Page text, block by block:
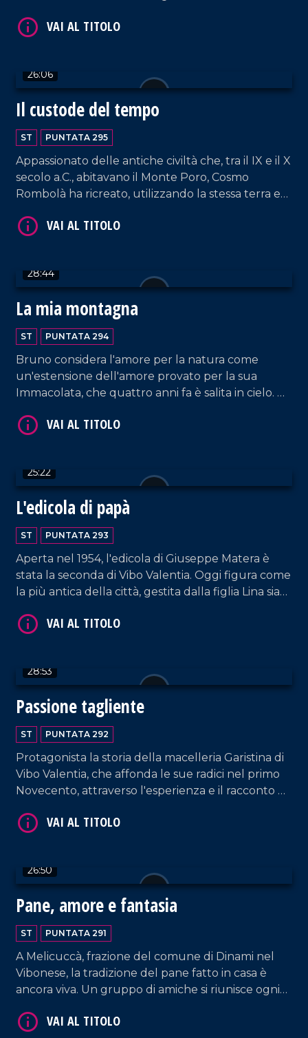
rientro nella sua Tropea.
26:06
Il custode del tempo
ST PUNTATA 295
Appassionato delle antiche civiltà che, tra il IX e il X
secolo a.C., abitavano il Monte Poro, Cosmo
Rombolà ha ricreato, utilizzando la stessa terra e
rinvenuti nelle tombe della necropoli scoperta
28:44
La mia montagna
ST PUNTATA 294
Bruno considera l'amore per la natura come
un'estensione dell'amore provato per la sua
Immacolata, che quattro anni fa è salita in cielo. Da
circondato dall'affetto dei suoi animali e
25:22
L'edicola di papà
ST PUNTATA 293
Aperta nel 1954, l'edicola di Giuseppe Matera è
stata la seconda di Vibo Valentia. Oggi figura come
la più antica della città, gestita dalla figlia Lina sia
preservare la memoria e l'impegno di Giuseppe.
28:53
Passione tagliente
ST PUNTATA 292
Protagonista la storia della macelleria Garistina di
Vibo Valentia, che affonda le sue radici nel primo
Novecento, attraverso l'esperienza e il racconto di
26:50
Pane, amore e fantasia
ST PUNTATA 291
A Melicuccà, frazione del comune di Dinami nel
Vibonese, la tradizione del pane fatto in casa è
ancora viva. Un gruppo di amiche si riunisce ogni
lievito madre, lo stesso utilizzato dalle loro nonne
VAI AL TITOLO
VAI AL TITOLO
VAI AL TITOLO
VAI AL TITOLO